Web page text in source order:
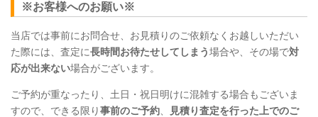
※お客様へのお願い※
当店では事前にお問合せ、お見積りのご依頼なくお越しいただい
た際には、査定に長時間お待たせしてしまう場合や、その場で対
応が出来ない場合がございます。
ご予約が重なったり、土日・祝日明けに混雑する場合もございま
すので、できる限り事前のご予約
見積り査定を行った上でのご